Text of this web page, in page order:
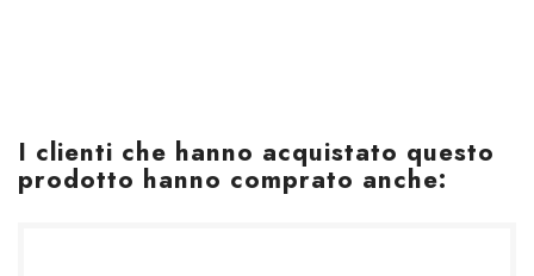
I clienti che hanno acquistato questo
prodotto hanno comprato anche: